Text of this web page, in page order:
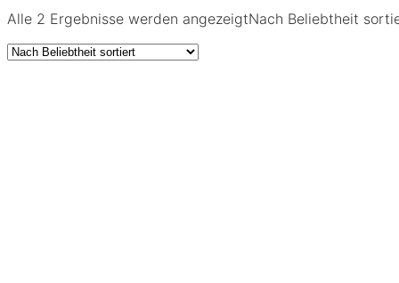
Alle 2 Ergebnisse werden angezeigtNach Beliebtheit